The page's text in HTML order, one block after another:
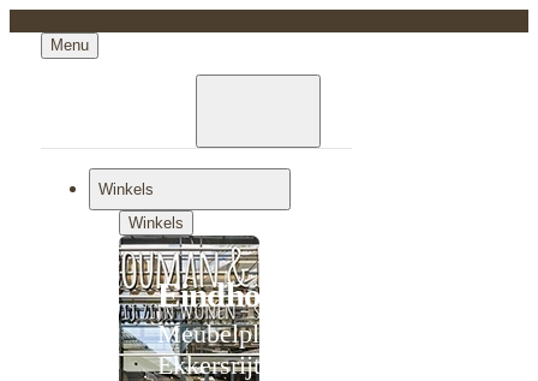
Menu
Winkels
Winkels
Eindhoven
Meubelplein
Ekkersrijt